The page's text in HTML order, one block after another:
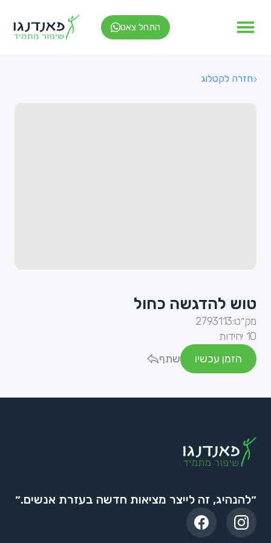
התחל צאט
חזרה לקטלוג
טוש להדגשה כחול
מק״ט:2793113
10 יחידות
הזמן עכשיו
שתף
״להנהיג, זה לייצר מציאות חדשה בעזרת אנשים.״